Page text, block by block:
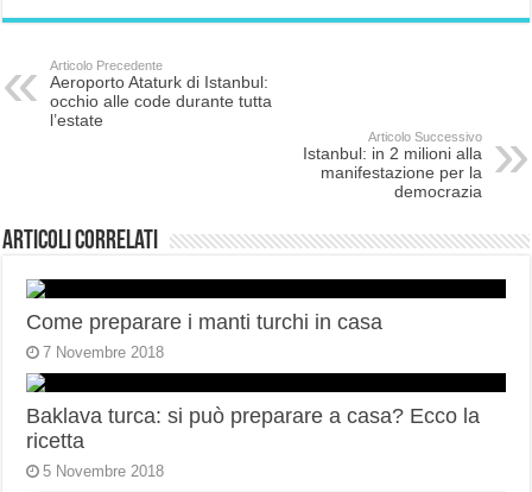
Articolo Precedente
Aeroporto Ataturk di Istanbul:
occhio alle code durante tutta
l’estate
Articolo Successivo
Istanbul: in 2 milioni alla
manifestazione per la
democrazia
Articoli correlati
Come preparare i manti turchi in casa
7 Novembre 2018
Baklava turca: si può preparare a casa? Ecco la
ricetta
5 Novembre 2018